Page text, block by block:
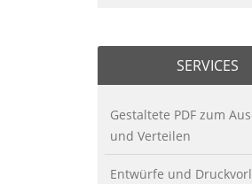
SERVICES
Gestaltete PDF zum
und Verteilen
Entwürfe und